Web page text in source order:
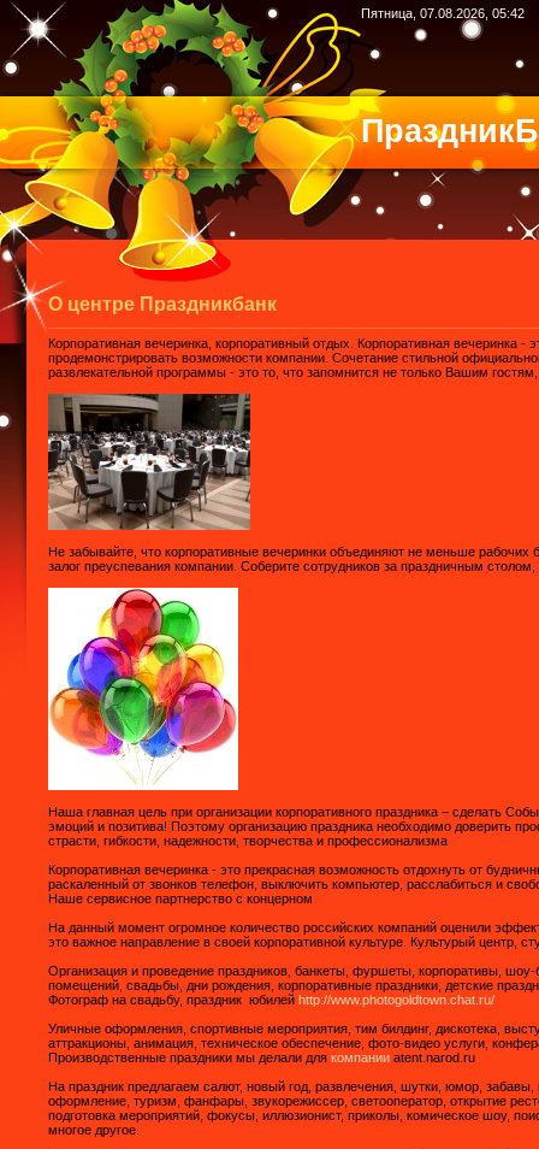
Пятница, 07.08.2026, 05:42
О центре Праздникбанк
Корпоративная вечеринка, корпоративный отдых. Корпоративная вечеринка -
продемонстрировать возможности компании. Сочетание стильной
развлекательной программы - это то, что запомнится не только Вашим
Не забывайте, что корпоративные вечеринки объединяют не меньше рабочих
залог преуспевания компании. Соберите сотрудников за праздничным
Наша главная цель при организации корпоративного праздника – cделать
эмоций и позитива! Поэтому организацию праздника необходимо доверить
страсти, гибкости, надежности, творчества и профессионализма
Корпоративная вечеринка - это прекрасная возможность отдохнуть от
раскаленный от звонков телефон, выключить компьютер, расслабиться и
Наше сервисное партнерство с концерном
На данный момент огромное количество российских компаний оценили
это важное направление в своей корпоративной культуре. Культурый центр,
Организация и проведение праздников, банкеты, фуршеты, корпоративы,
помещений, свадьбы, дни рождения, корпоративные праздники, детские
Фотограф на свадьбу, праздник юбилей http://www.photogoldtown.chat.ru/
Уличные оформления, спортивные мероприятия, тим билдинг, дискотека,
аттракционы, анимация, техническое обеспечение, фото-видео услуги,
Производственные праздники мы делали для компании atent.narod.ru
На праздник предлагаем салют, новый год, развлечения, шутки, юмор,
оформление, туризм, фанфары, звукорежиссер, светооператор, открытие
подготовка мероприятий, фокусы, иллюзионист, приколы, комическое шоу,
многое другое.